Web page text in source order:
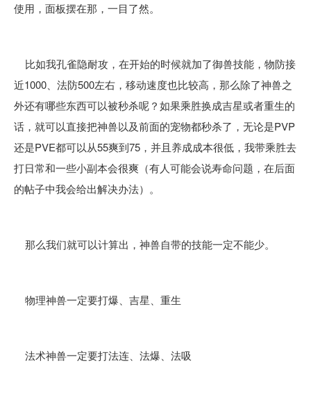
使用，面板摆在那，一目了然。
比如我孔雀隐耐攻，在开始的时候就加了御兽技能，物防接
近1000、法防500左右，移动速度也比较高，那么除了神兽之
外还有哪些东西可以被秒杀呢？如果乘胜换成吉星或者重生的
话，就可以直接把神兽以及前面的宠物都秒杀了，无论是PVP
还是PVE都可以从55爽到75，并且养成成本很低，我带乘胜去
打日常和一些小副本会很爽（有人可能会说寿命问题，在后面
的帖子中我会给出解决办法）。
那么我们就可以计算出，神兽自带的技能一定不能少。
物理神兽一定要打爆、吉星、重生
法术神兽一定要打法连、法爆、法吸